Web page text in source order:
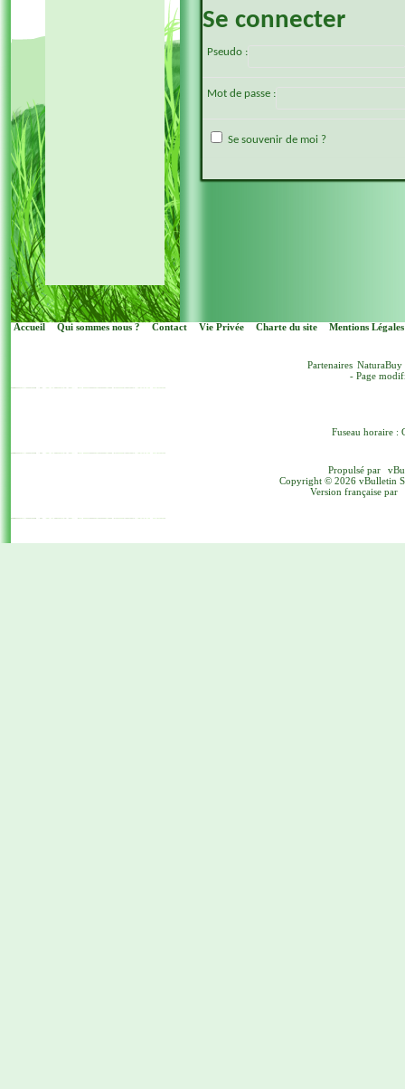
Se connecter
Pseudo :
Mot de passe :
Se souvenir de moi ?
Accueil Qui sommes nous ? Contact Vie Privée Charte du site Mentions Légales
Partenaires NaturaBuy
- Page
Fuseau horaire :
Propulsé par
Copyright © 2026 vBulletin
Version française par